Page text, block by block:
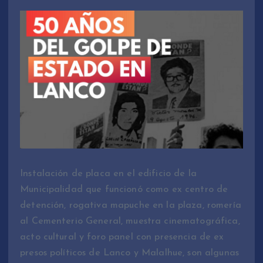
Instalación de placa en el edificio de la
Municipalidad que funcionó como ex centro de
detención, rogativa mapuche en la plaza, romería
al Cementerio General, muestra cinematográfica,
acto cultural y foro panel con presencia de ex
presos políticos de Lanco y Malalhue, son algunas